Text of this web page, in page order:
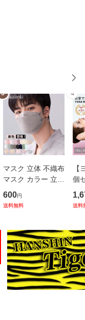
3
マスク 立体 不織布
マスク カラー 立体
マスク 30枚 不織
布 マスク バイカラ
N95 N95 同等 不織
布カラー
600円
送料無料
4
【
個
ラ
フ
体
ニ
送料